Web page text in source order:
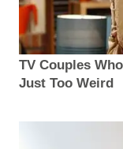
TV Couples
Just Too Weird